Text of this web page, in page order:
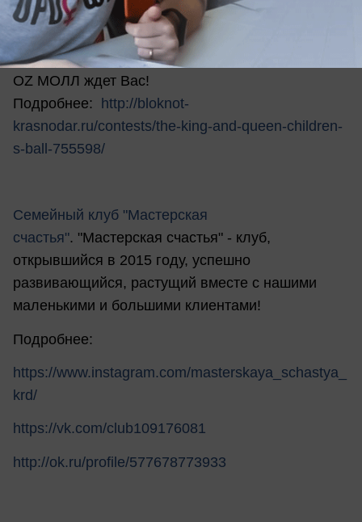
https://twitter.com/OZ_MALL
http://ok.ru/ozmall
OZ МОЛЛ ждет Вас!
Подробнее: http://bloknot-
krasnodar.ru/contests/the-king-and-queen-children-
s-ball-755598/
Семейный клуб "Мастерская
счастья". "Мастерская счастья" - клуб,
открывшийся в 2015 году, успешно
развивающийся, растущий вместе с нашими
маленькими и большими клиентами!
Подробнее:
https://www.instagram.com/masterskaya_schastya_
krd/
https://vk.com/club109176081
http://ok.ru/profile/577678773933